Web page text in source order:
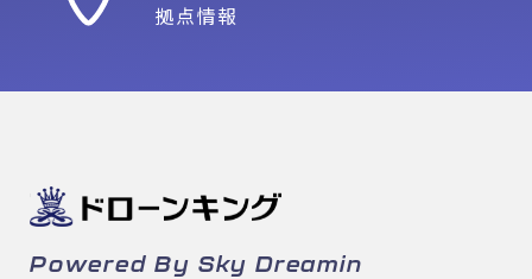
拠点情報
Powered By Sky Dreamin